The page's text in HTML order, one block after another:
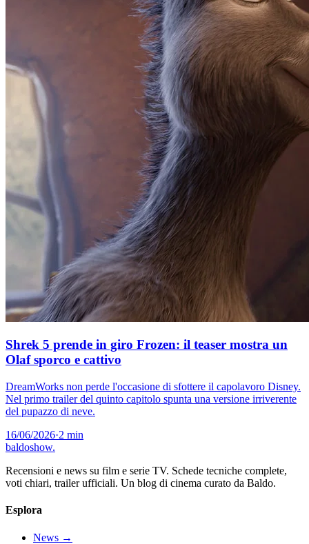
Shrek 5 prende in giro Frozen: il teaser mostra un
Olaf sporco e cattivo
DreamWorks non perde l'occasione di sfottere il capolavoro Disney.
Nel primo trailer del quinto capitolo spunta una versione irriverente
del pupazzo di neve.
16/06/2026·2 min
baldoshow.
Recensioni e news su film e serie TV. Schede tecniche complete,
voti chiari, trailer ufficiali. Un blog di cinema curato da Baldo.
Esplora
News →